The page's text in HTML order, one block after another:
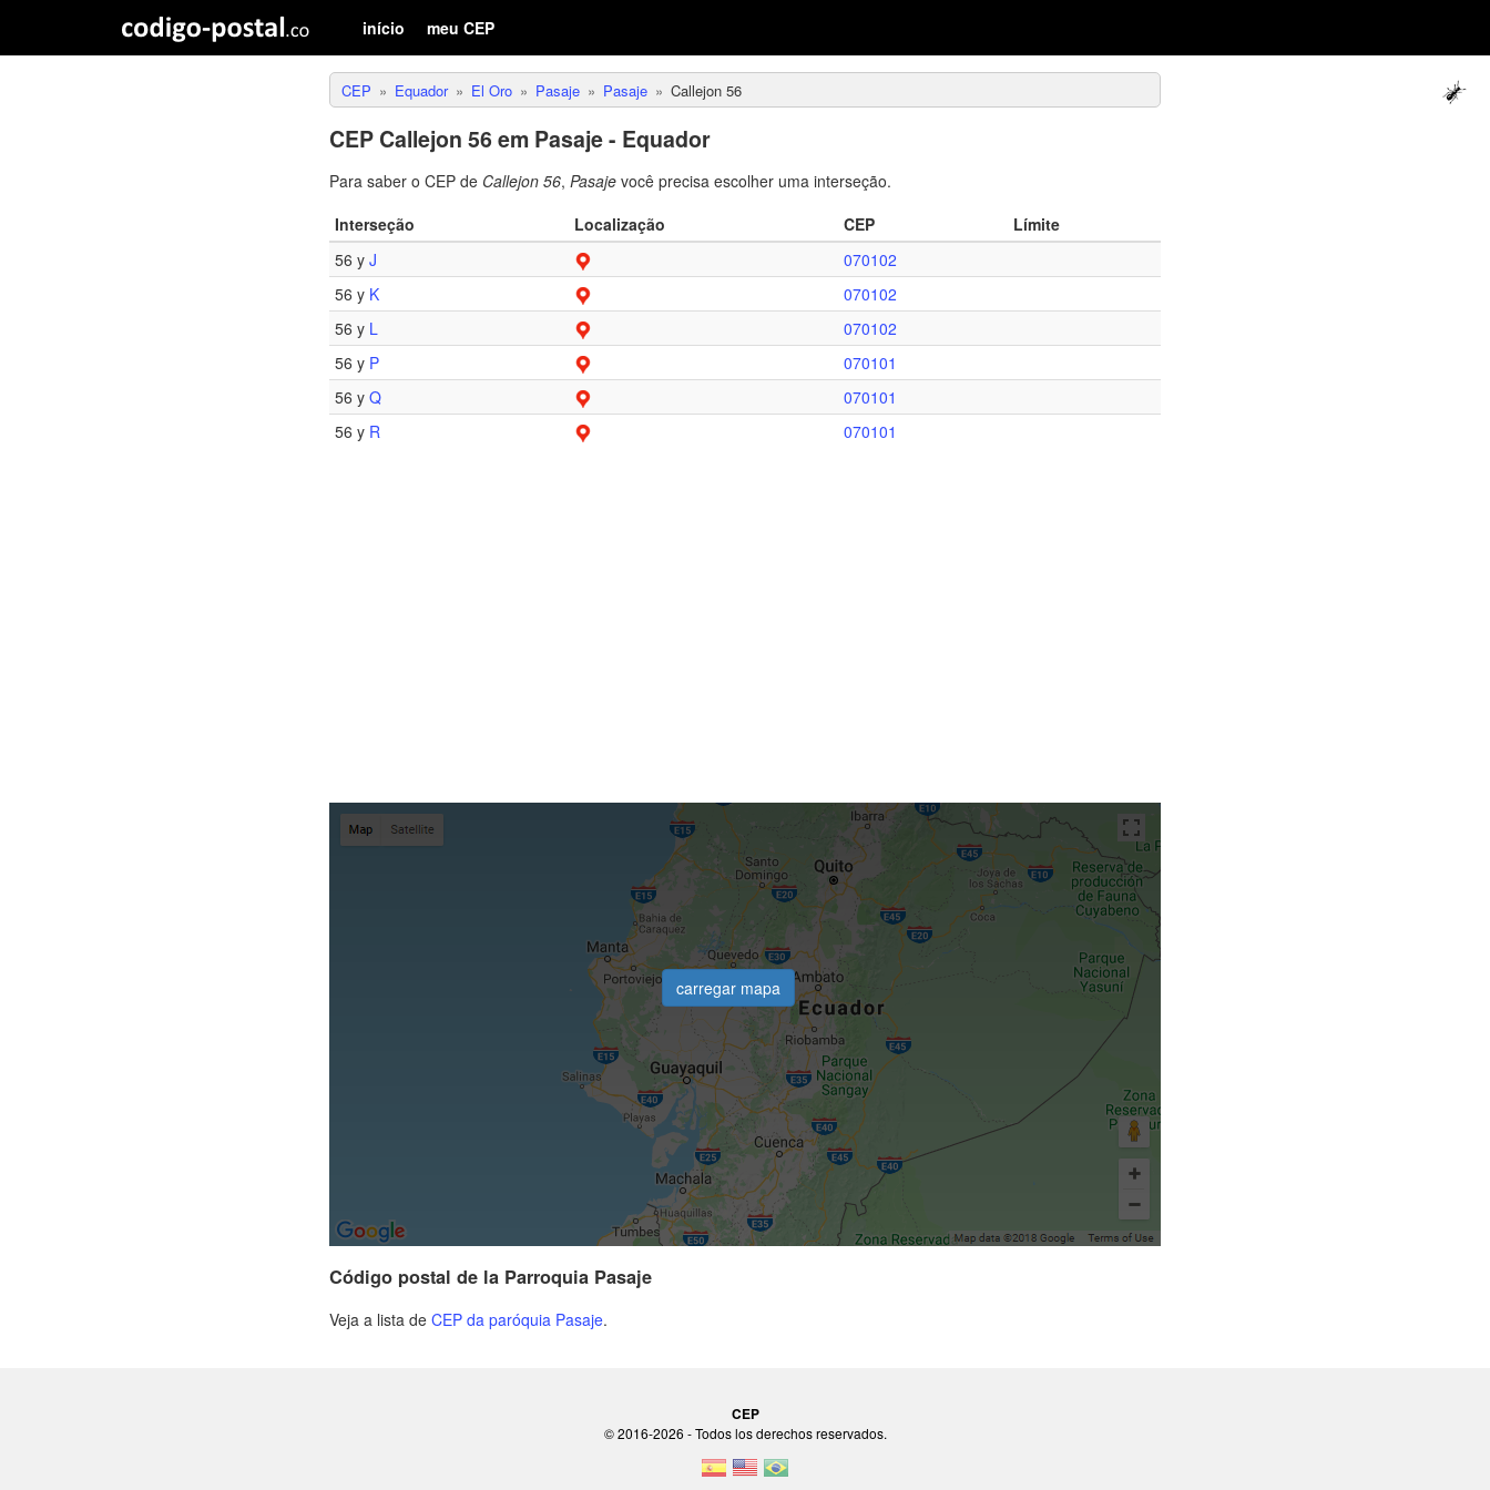
início meu CEP
CEP Equador El Oro Pasaje Pasaje Callejon 56
CEP Callejon 56 em Pasaje - Equador
Para saber o CEP de Callejon 56, Pasaje você precisa escolher uma interseção.
Interseção
Localização CEP
Límite
56 y J
070102
56 y K
070102
56 y L
070102
56 y P
070101
56 y Q
070101
56 y R 070101
carregar mapa
Código postal de la Parroquia Pasaje
Veja a lista de CEP da paróquia Pasaje.
CEP
© 2016-2026 - Todos los derechos reservados.